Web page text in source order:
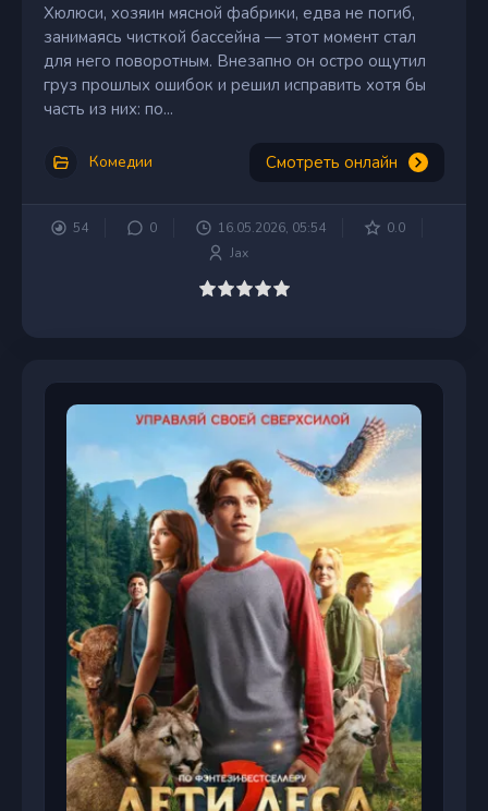
Хюлюси, хозяин мясной фабрики, едва не погиб,
занимаясь чисткой бассейна — этот момент стал
для него поворотным. Внезапно он остро ощутил
груз прошлых ошибок и решил исправить хотя бы
часть из них: по...
Комедии Смотреть онлайн
54 0 16.05.2026, 05:54
0.0
Jax